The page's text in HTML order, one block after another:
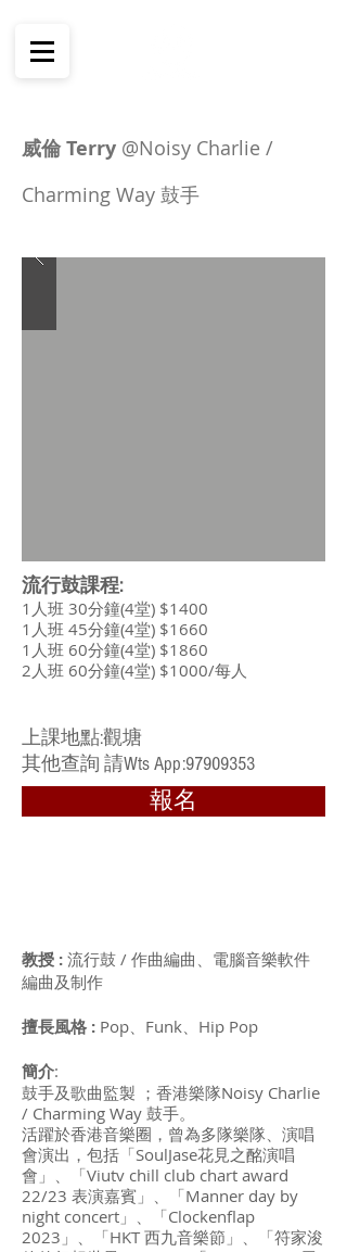
威倫 Terry @Noisy Charlie /
Charming Way 鼓手
流行鼓課程:
1人班 30分鐘(4堂) $1400
1人班 45分鐘(4堂) $1660
1人班 60分鐘(4堂) $1860
2人班 60分鐘(4堂) $1000/每人
上課地點:觀塘
​其他查詢 請Wts App:97909353
報名
教授 : 流行鼓 / 作曲編曲、電腦音樂軟件
編曲及制作
擅長風格 : Pop、Funk、Hip Pop
簡介:
鼓手及歌曲監製 ；香港樂隊Noisy Charlie
/ Charming Way 鼓手。
活躍於香港音樂圈，曾為多隊樂隊、演唱
會演出，包括「SoulJase花見之酩演唱
會」、「Viutv chill club chart award
22/23 表演嘉賓」、「Manner day by
night concert」、「Clockenflap
2023」、「HKT 西九音樂節」、「符家浚